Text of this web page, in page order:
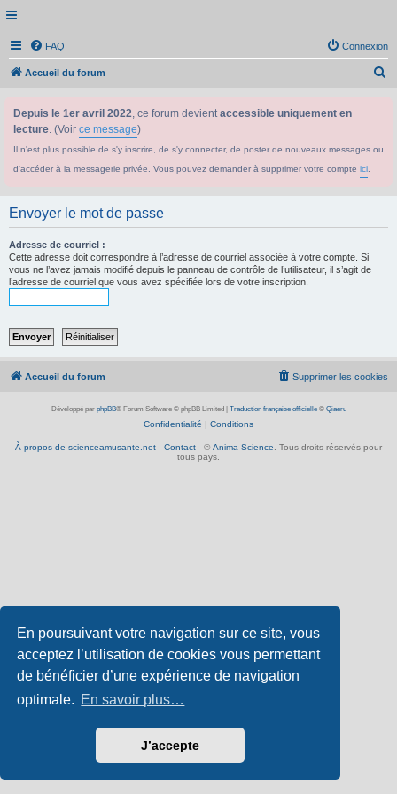
En poursuivant votre navigation sur ce site, vous
acceptez l’utilisation de cookies vous permettant
de bénéficier d’une expérience de navigation
optimale. En savoir plus…
J’accepte
FAQ Connexion
Accueil du forum
Depuis le 1er avril 2022, ce forum devientaccessible uniquement en
lecture. (Voir ce message)
Il n'est plus possible de s'y inscrire, de s'y connecter, de poster de nouveaux messages ou
d'accéder à la messagerie privée. Vous pouvez demander à supprimer votre compte ici
Envoyer le mot de passe
Adresse de courriel :
Cette adresse doit correspondre à l’adresse de courriel associée à votre compte. Si
vous ne l’avez jamais modifié depuis le panneau de contrôle de l’utilisateur, il s’agit de
l’adresse de courriel que vous avez spécifiée lors de votre inscription.
Accueil du forum Supprimer les cookies
Développé par phpBB® Forum Software © phpBB Limited Traduction française officielle© Qiaeru
Confidentialité | Conditions
À propos de scienceamusante.net - Contact - © Anima-Science . Tous droits réservés pour
tous pays.